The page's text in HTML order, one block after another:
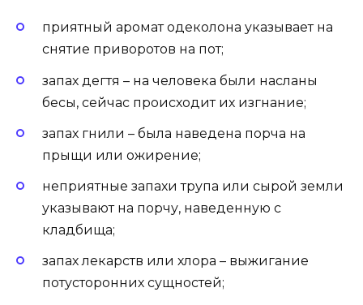
приятный аромат одеколона указывает на
снятие приворотов на пот;
запах дегтя – на человека были насланы
бесы, сейчас происходит их изгнание;
запах гнили – была наведена порча на
прыщи или ожирение;
неприятные запахи трупа или сырой земли
указывают на порчу, наведенную с
кладбища;
запах лекарств или хлора – выжигание
потусторонних сущностей;